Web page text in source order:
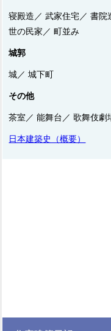
寝殿造／ 武家住宅／ 書院
世の民家／ 町並み
城郭
城／ 城下町
その他
茶室／ 能舞台／ 歌舞伎劇
日本建築史（概要）